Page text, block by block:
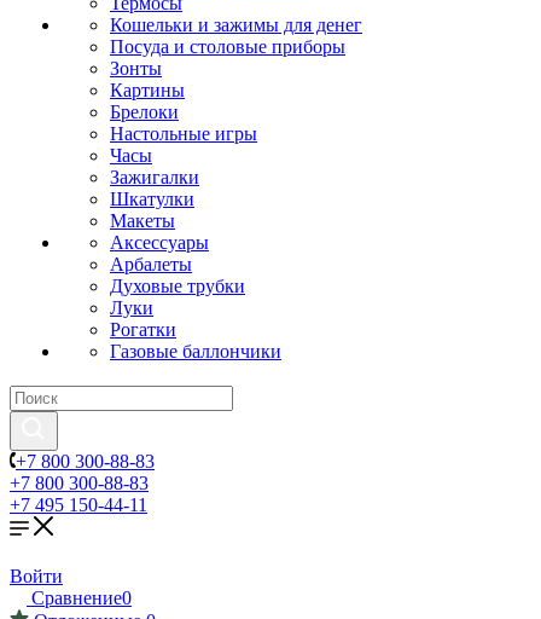
Кошельки и зажимы для денег
Посуда и столовые приборы
Зонты
Картины
Брелоки
Настольные игры
Часы
Зажигалки
Шкатулки
Макеты
Аксессуары
Арбалеты
Духовые трубки
Луки
Рогатки
Газовые баллончики
+7 800 300-88-83
+7 800 300-88-83
+7 495 150-44-11
Войти
Сравнение0